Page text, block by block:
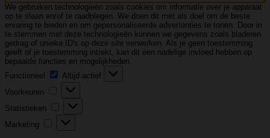
We gebruiken technologieën zoals cookies om informatie over je apparaat
op te slaan en/of te raadplegen. We doen dit met als doel om de beste
ervaring te bieden en om gepersonaliseerde advertenties te tonen. Door in
te stemmen met deze technologieën kunnen we gegevens zoals bladeren
gedrag of unieke ID's op deze site verwerken. Als je geen toestemming
geeft of je toestemming intrekt, kan dit een nadelige invloed hebben op
bepaalde functies en mogelijkheden.
Functioneel
Altijd actief
Voorkeuren
Voorkeuren
Statistieken
Statistieken
Marketing
Marketing